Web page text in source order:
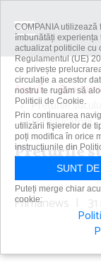
Acasă
Preţurile
iau producătorii
Preţurile
creştere.
Primanews |
COMPANIA
îmbunătăți experiența
actualizat politicile cu
Regulamentul (UE)
ce privește
circulație a acestor
nostru te rugăm să
Politicii de Cookie.
Prin continuarea
utilizării fişierelor de
poți modifica în orice
instrucțiunile din
SUNT
Puteți merge chiar
cookie: